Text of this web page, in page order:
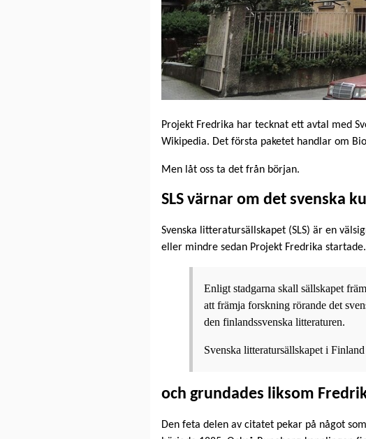
Projekt Fredrika har tecknat ett avtal med
Wikipedia. Det första paketet handlar om
Men låt oss ta det från början.
SLS värnar om det svenska
Svenska litteratursällskapet (SLS) är en
eller mindre sedan Projekt Fredrika
Enligt stadgarna skall sällskapet
att främja forskning rörande det
den finlandssvenska litteraturen.
Svenska litteratursällskapet i
och grundades liksom
Den feta delen av citatet pekar på något